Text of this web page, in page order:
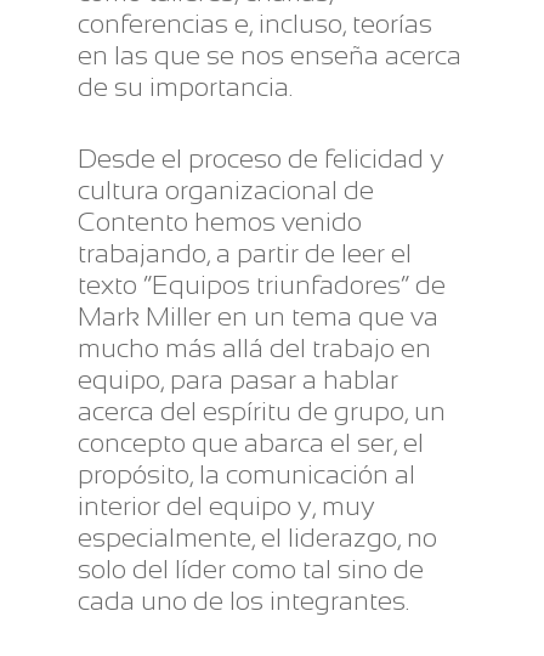
conferencias e, incluso, teorías
en las que se nos enseña acerca
de su importancia.
Desde el proceso de felicidad y
cultura organizacional de
Contento hemos venido
trabajando, a partir de leer el
texto “Equipos triunfadores” de
Mark Miller en un tema que va
mucho más allá del trabajo en
equipo, para pasar a hablar
acerca del espíritu de grupo, un
concepto que abarca el ser, el
propósito, la comunicación al
interior del equipo y, muy
especialmente, el liderazgo, no
solo del líder como tal sino de
cada uno de los integrantes.